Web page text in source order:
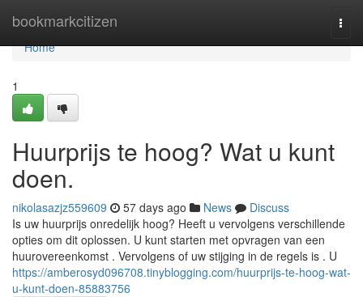
bookmarkcitizen
Home
Home
1
Huurprijs te hoog? Wat u kunt
doen.
nikolasazjz559609 57 days ago News
Discuss
Is uw huurprijs onredelijk hoog? Heeft u vervolgens verschillende
opties om dit oplossen. U kunt starten met opvragen van een
huurovereenkomst . Vervolgens of uw stijging in de regels is . U
https://amberosyd096708.tinyblogging.com/huurprijs-te-hoog-wat-
u-kunt-doen-85883756